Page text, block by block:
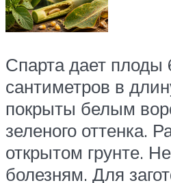
Спарта дает плоды
сантиметров в
покрыты белым
зеленого оттенка.
открытом грунте.
болезням. Для